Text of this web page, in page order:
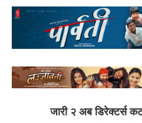
जारी २ अब डिरेक्टर्स